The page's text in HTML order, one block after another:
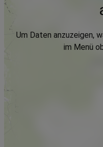
Um Daten anzuzeigen,
im Menü